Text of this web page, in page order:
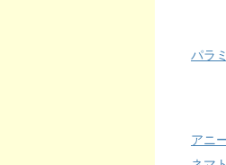
パラ
アニ